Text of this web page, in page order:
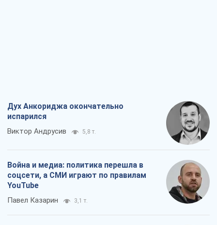
Дух Анкориджа окончательно
испарился
Виктор Андрусив 5,8 т.
Война и медиа: политика перешла в
соцсети, а СМИ играют по правилам
YouTube
Павел Казарин 3,1 т.